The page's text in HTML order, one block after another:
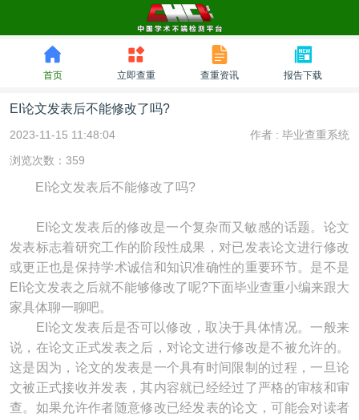
首页 立即查重 查重资讯 报告下载
EI论文发表后不能修改了吗?
2023-11-15 11:48:04 作者 : 毕业查重系统
浏览次数：359
EI论文发表后不能修改了吗?
EI论文发表后的修改是一个复杂而又敏感的话题。论文
发表标志着研究工作的阶段性成果，对已发表论文进行修改
或更正也是保持学术诚信和知识准确性的重要环节。是不是
EI论文发表之后就不能够修改了呢?下面毕业查重小编来跟大
家具体聊一聊吧。
EI论文发表后是否可以修改，取决于具体情况。一般来
说，在论文正式发表之后，对论文进行修改是不被允许的。
这是因为，论文的发表是一个具有时间限制的过程，一旦论
文被正式接收并发表，其内容就已经经过了严格的审核和审
查。如果允许作者随意修改已经发表的论文，可能会对读者